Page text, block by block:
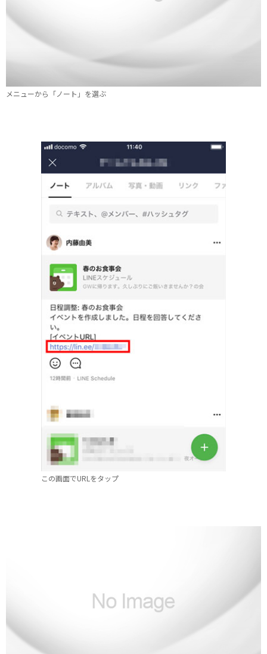
メニューから「ノート」を選ぶ
この画面でURLをタップ